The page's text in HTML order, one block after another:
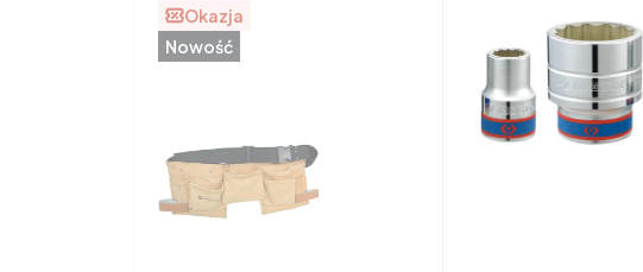
Okazja
Nowość